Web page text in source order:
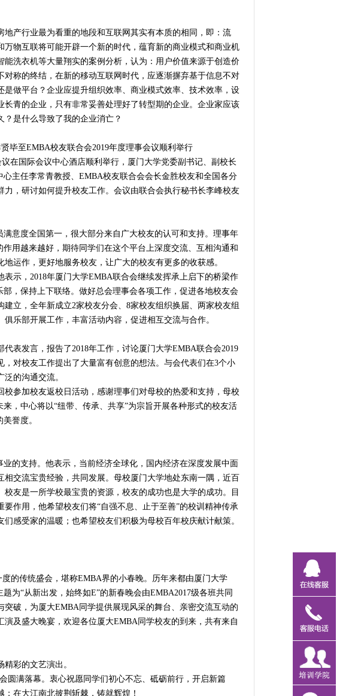
产行业最为看重的地段和互联网其实有本质的相同，即：流
物互联将可能开辟一个新的时代，蕴育新的商业模式和商业机
洗衣机等大量翔实的案例分析，认为：用户价值来源于创造价
称的终结，在新的移动互联网时代，应逐渐摒弃基于信息不对
做平台？企业应提升组织效率、商业模式效率、技术效率，设
青的企业，只有非常妥善处理好了转型期的企业。企业家应该
是什么导致了我的企业消亡？
毕至EMBA校友联合会2019年度理事会议顺利举行
在国际会议中心酒店顺利举行，厦门大学党委副书记、副校长
主任李常青教授、EMBA校友联合会会长金胜校友和全国各分
，研讨如何提升校友工作。会议由联合会执行秘书长李峰校友
意度全国第一，很大部分来自广大校友的认可和支持。理事年
用越来越好，期待同学们在这个平台上深度交流、互相沟通和
运作，更好地服务校友，让广大的校友有更多的收获感。
示，2018年厦门大学EMBA联合会继续发挥承上启下的桥梁作
，保持上下联络。做好总会理事会各项工作，促进各地校友会
立，全年新成立2家校友分会、8家校友组织换届、两家校友组
乐部开展工作，丰富活动内容，促进相互交流与合作。
表发言，报告了2018年工作，讨论厦门大学EMBA联合会2019
对校友工作提出了大量富有创意的想法。与会代表们在3个小
的沟通交流。
参加校友返校日活动，感谢理事们对母校的热爱和支持，母校
，中心将以“纽带、传承、共享”为宗旨开展各种形式的校友活
誉度。
的支持。他表示，当前经济全球化，国内经济在深度发展中面
交流宝贵经验，共同发展。母校厦门大学地处东南一隅，近百
友是一所学校最宝贵的资源，校友的成功也是大学的成功。目
作用，他希望校友们将“自强不息、止于至善”的校训精神传承
感受家的温暖；也希望校友们积极为母校百年校庆献计献策。
的传统盛会，堪称EMBA界的小春晚。历年来都由厦门大学
为“从新出发，始终如E”的新春晚会由EMBA2017级各班共同
破，为厦大EMBA同学提供展现风采的舞台、亲密交流互动的
及盛大晚宴，欢迎各位厦大EMBA同学校友的到来，共有来自
彩的文艺演出。
圆满落幕。衷心祝愿同学们初心不忘、砥砺前行，开启新篇
在大江南北披荆斩棘，铸就辉煌！